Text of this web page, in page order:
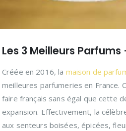
Les 3 Meilleurs Parfums
Créée en 2016, la maison de
meilleures parfumeries en France.
faire français sans égal que cette
expansion. Effectivement, la
aux senteurs boisées, épicées,